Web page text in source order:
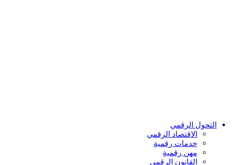
التحول الرقمي
اﻻقتصاد الرقمي
خدمات رقمية
مهن رقمية
القانون الرقمي